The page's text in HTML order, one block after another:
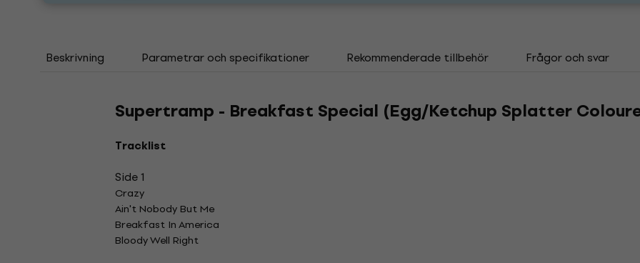
Beskrivning Parametrar och specifikationer Rekommenderade tillbehör Frågor och svar
Supertramp - Breakfast Special (Egg/Ketchup Splatter
Tracklist
Side 1
Crazy
Ain't Nobody But Me
Breakfast In America
Bloody Well Right